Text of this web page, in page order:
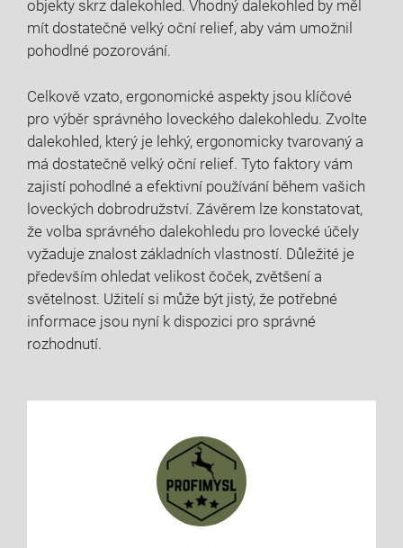
objekty skrz dalekohled. Vhodný dalekohled by měl
mít dostatečně velký oční relief, aby vám umožnil
pohodlné pozorování.
Celkově vzato, ergonomické aspekty jsou klíčové
pro výběr správného loveckého dalekohledu. Zvolte
dalekohled, který je lehký, ergonomicky tvarovaný a
má dostatečně velký oční relief. Tyto faktory vám
zajistí pohodlné a efektivní používání během vašich
loveckých dobrodružství. Závěrem lze konstatovat,
že volba správného dalekohledu pro lovecké účely
vyžaduje znalost základních vlastností. Důležité je
především ohledat velikost čoček, zvětšení a
světelnost. Užitelí si může být jistý, že potřebné
informace jsou nyní k dispozici pro správné
rozhodnutí.